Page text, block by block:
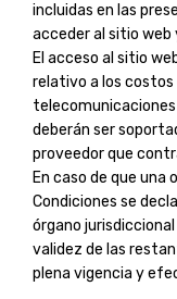
incluidas en las
acceder al sitio web
El acceso al sitio
relativo a los costos
deberán ser
proveedor que
En caso de que una
Condiciones se
órgano
validez de las
plena vigencia y